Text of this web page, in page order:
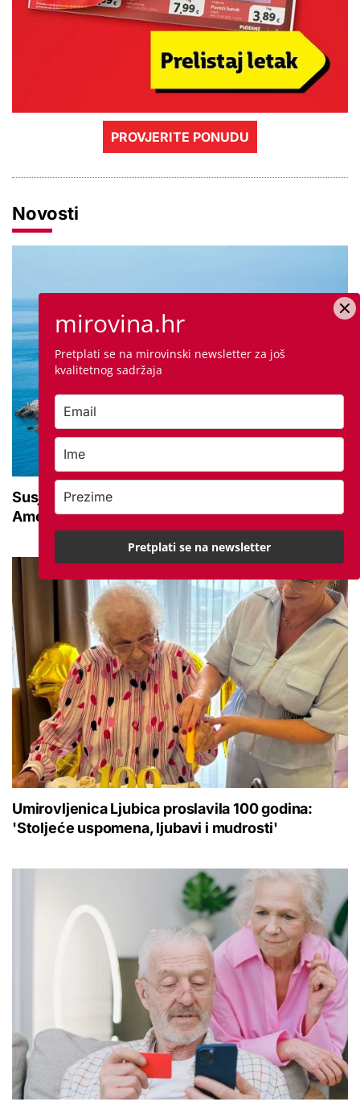
PROVJERITE PONUDU
Novosti
Susjedna zemlja sve popularnije odredište
Amerikanaca u mirovini: Pruža mir i sigurnost
Umirovljenica Ljubica proslavila 100 godina:
'Stoljeće uspomena, ljubavi i mudrosti'
mirovina.hr
Pretplati se na mirovinski newsletter za još
kvalitetnog sadržaja
Pretplati se na newsletter